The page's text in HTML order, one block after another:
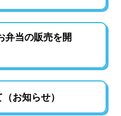
当の販売を開
お知らせ）